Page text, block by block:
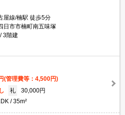
屋線/楠駅 徒歩5分
日市市楠町南五味塚
3階建
(管理費等：4,500円)
礼
30,000円
35m²